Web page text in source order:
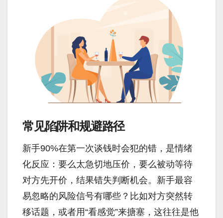
常见陷阱和规避路径
新手90%在第一次谈钱时会犯的错，是情绪
化反应：要么太急切地压价，要么被动等待
对方先开价，结果错失判断机会。新手最容
易忽略的风险信号有哪些？比如对方突然转
移话题，或者用“看感觉”来搪塞，这往往是他